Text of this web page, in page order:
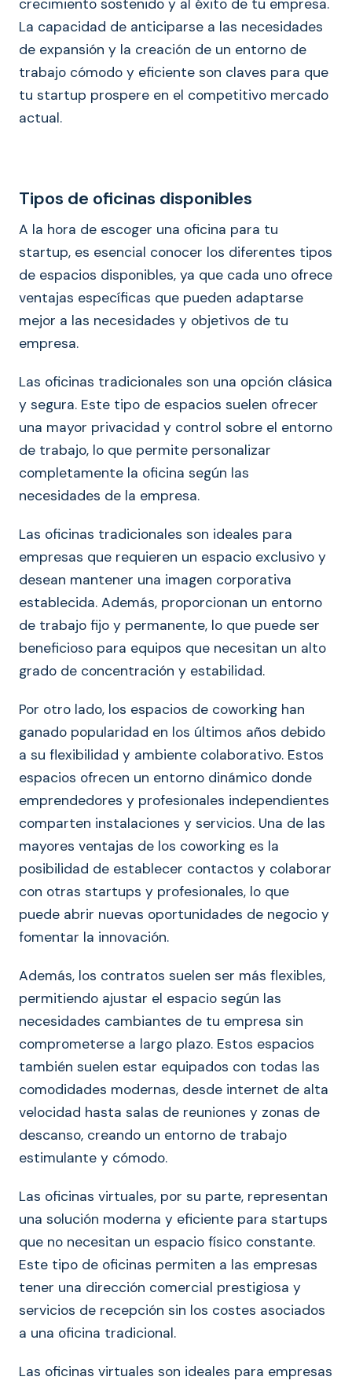
crecimiento sostenido y al éxito de tu empresa.
La capacidad de anticiparse a las necesidades
de expansión y la creación de un entorno de
trabajo cómodo y eficiente son claves para que
tu startup prospere en el competitivo mercado
actual.
Tipos de oficinas disponibles
A la hora de escoger una oficina para tu
startup, es esencial conocer los diferentes tipos
de espacios disponibles, ya que cada uno ofrece
ventajas específicas que pueden adaptarse
mejor a las necesidades y objetivos de tu
empresa.
Las oficinas tradicionales son una opción clásica
y segura. Este tipo de espacios suelen ofrecer
una mayor privacidad y control sobre el entorno
de trabajo, lo que permite personalizar
completamente la oficina según las
necesidades de la empresa.
Las oficinas tradicionales son ideales para
empresas que requieren un espacio exclusivo y
desean mantener una imagen corporativa
establecida. Además, proporcionan un entorno
de trabajo fijo y permanente, lo que puede ser
beneficioso para equipos que necesitan un alto
grado de concentración y estabilidad.
Por otro lado, los espacios de coworking han
ganado popularidad en los últimos años debido
a su flexibilidad y ambiente colaborativo. Estos
espacios ofrecen un entorno dinámico donde
emprendedores y profesionales independientes
comparten instalaciones y servicios. Una de las
mayores ventajas de los coworking es la
posibilidad de establecer contactos y colaborar
con otras startups y profesionales, lo que
puede abrir nuevas oportunidades de negocio y
fomentar la innovación.
Además, los contratos suelen ser más flexibles,
permitiendo ajustar el espacio según las
necesidades cambiantes de tu empresa sin
comprometerse a largo plazo. Estos espacios
también suelen estar equipados con todas las
comodidades modernas, desde internet de alta
velocidad hasta salas de reuniones y zonas de
descanso, creando un entorno de trabajo
estimulante y cómodo.
Las oficinas virtuales, por su parte, representan
una solución moderna y eficiente para startups
que no necesitan un espacio físico constante.
Este tipo de oficinas permiten a las empresas
tener una dirección comercial prestigiosa y
servicios de recepción sin los costes asociados
a una oficina tradicional.
Las oficinas virtuales son ideales para empresas